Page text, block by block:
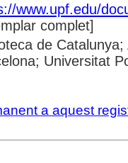
www.upf.edu/
complet]
de
Universitat
a aquest